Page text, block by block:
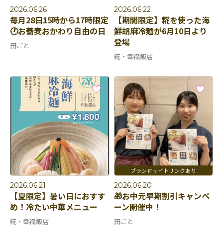
2026.06.26
毎月28日15時から17時限定
🕐お蕎麦おかわり自由の日
田ごと
2026.06.22
【期間限定】糀を使った海
鮮胡麻冷麺が6月10日より
登場
糀・幸福飯店
2026.06.21
【夏限定】暑い日におすす
め！冷たい中華メニュー
糀・幸福飯店
2026.06.20
🎁お中元早期割引キャンペ
ーン開催中！
田ごと